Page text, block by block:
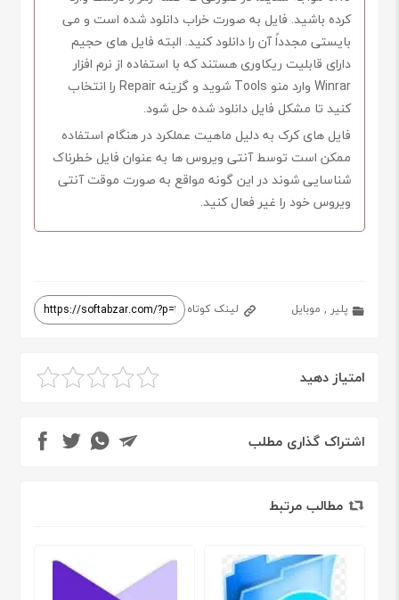
کرده باشید. فایل به صورت خراب دانلود شده است و می
بایستی مجدداً آن را دانلود کنید. البته فایل های حجیم
دارای قابلیت ریکاوری هستند که با استفاده از نرم افزار
Winrar وارد منو Tools شوید و گزینه Repair را انتخاب
کنید تا مشکل فایل دانلود شده حل شود.
فایل های کرک به دلیل ماهیت عملکرد در هنگام استفاده
ممکن است توسط آنتی ویروس ها به عنوان فایل خطرناک
شناسایی شوند در این گونه مواقع به صورت موقت آنتی
ویروس خود را غیر فعال کنید.
پلیر , موبایل لینک کوتاه
امتیاز دهید
اشتراک گذاری مطلب
مطالب مرتبط